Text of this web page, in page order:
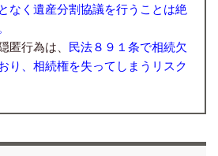
なく遺産分割協議を行うことは絶
匿行為は、 民法８９１条で相続欠
り、相続権を失ってしまうリスク